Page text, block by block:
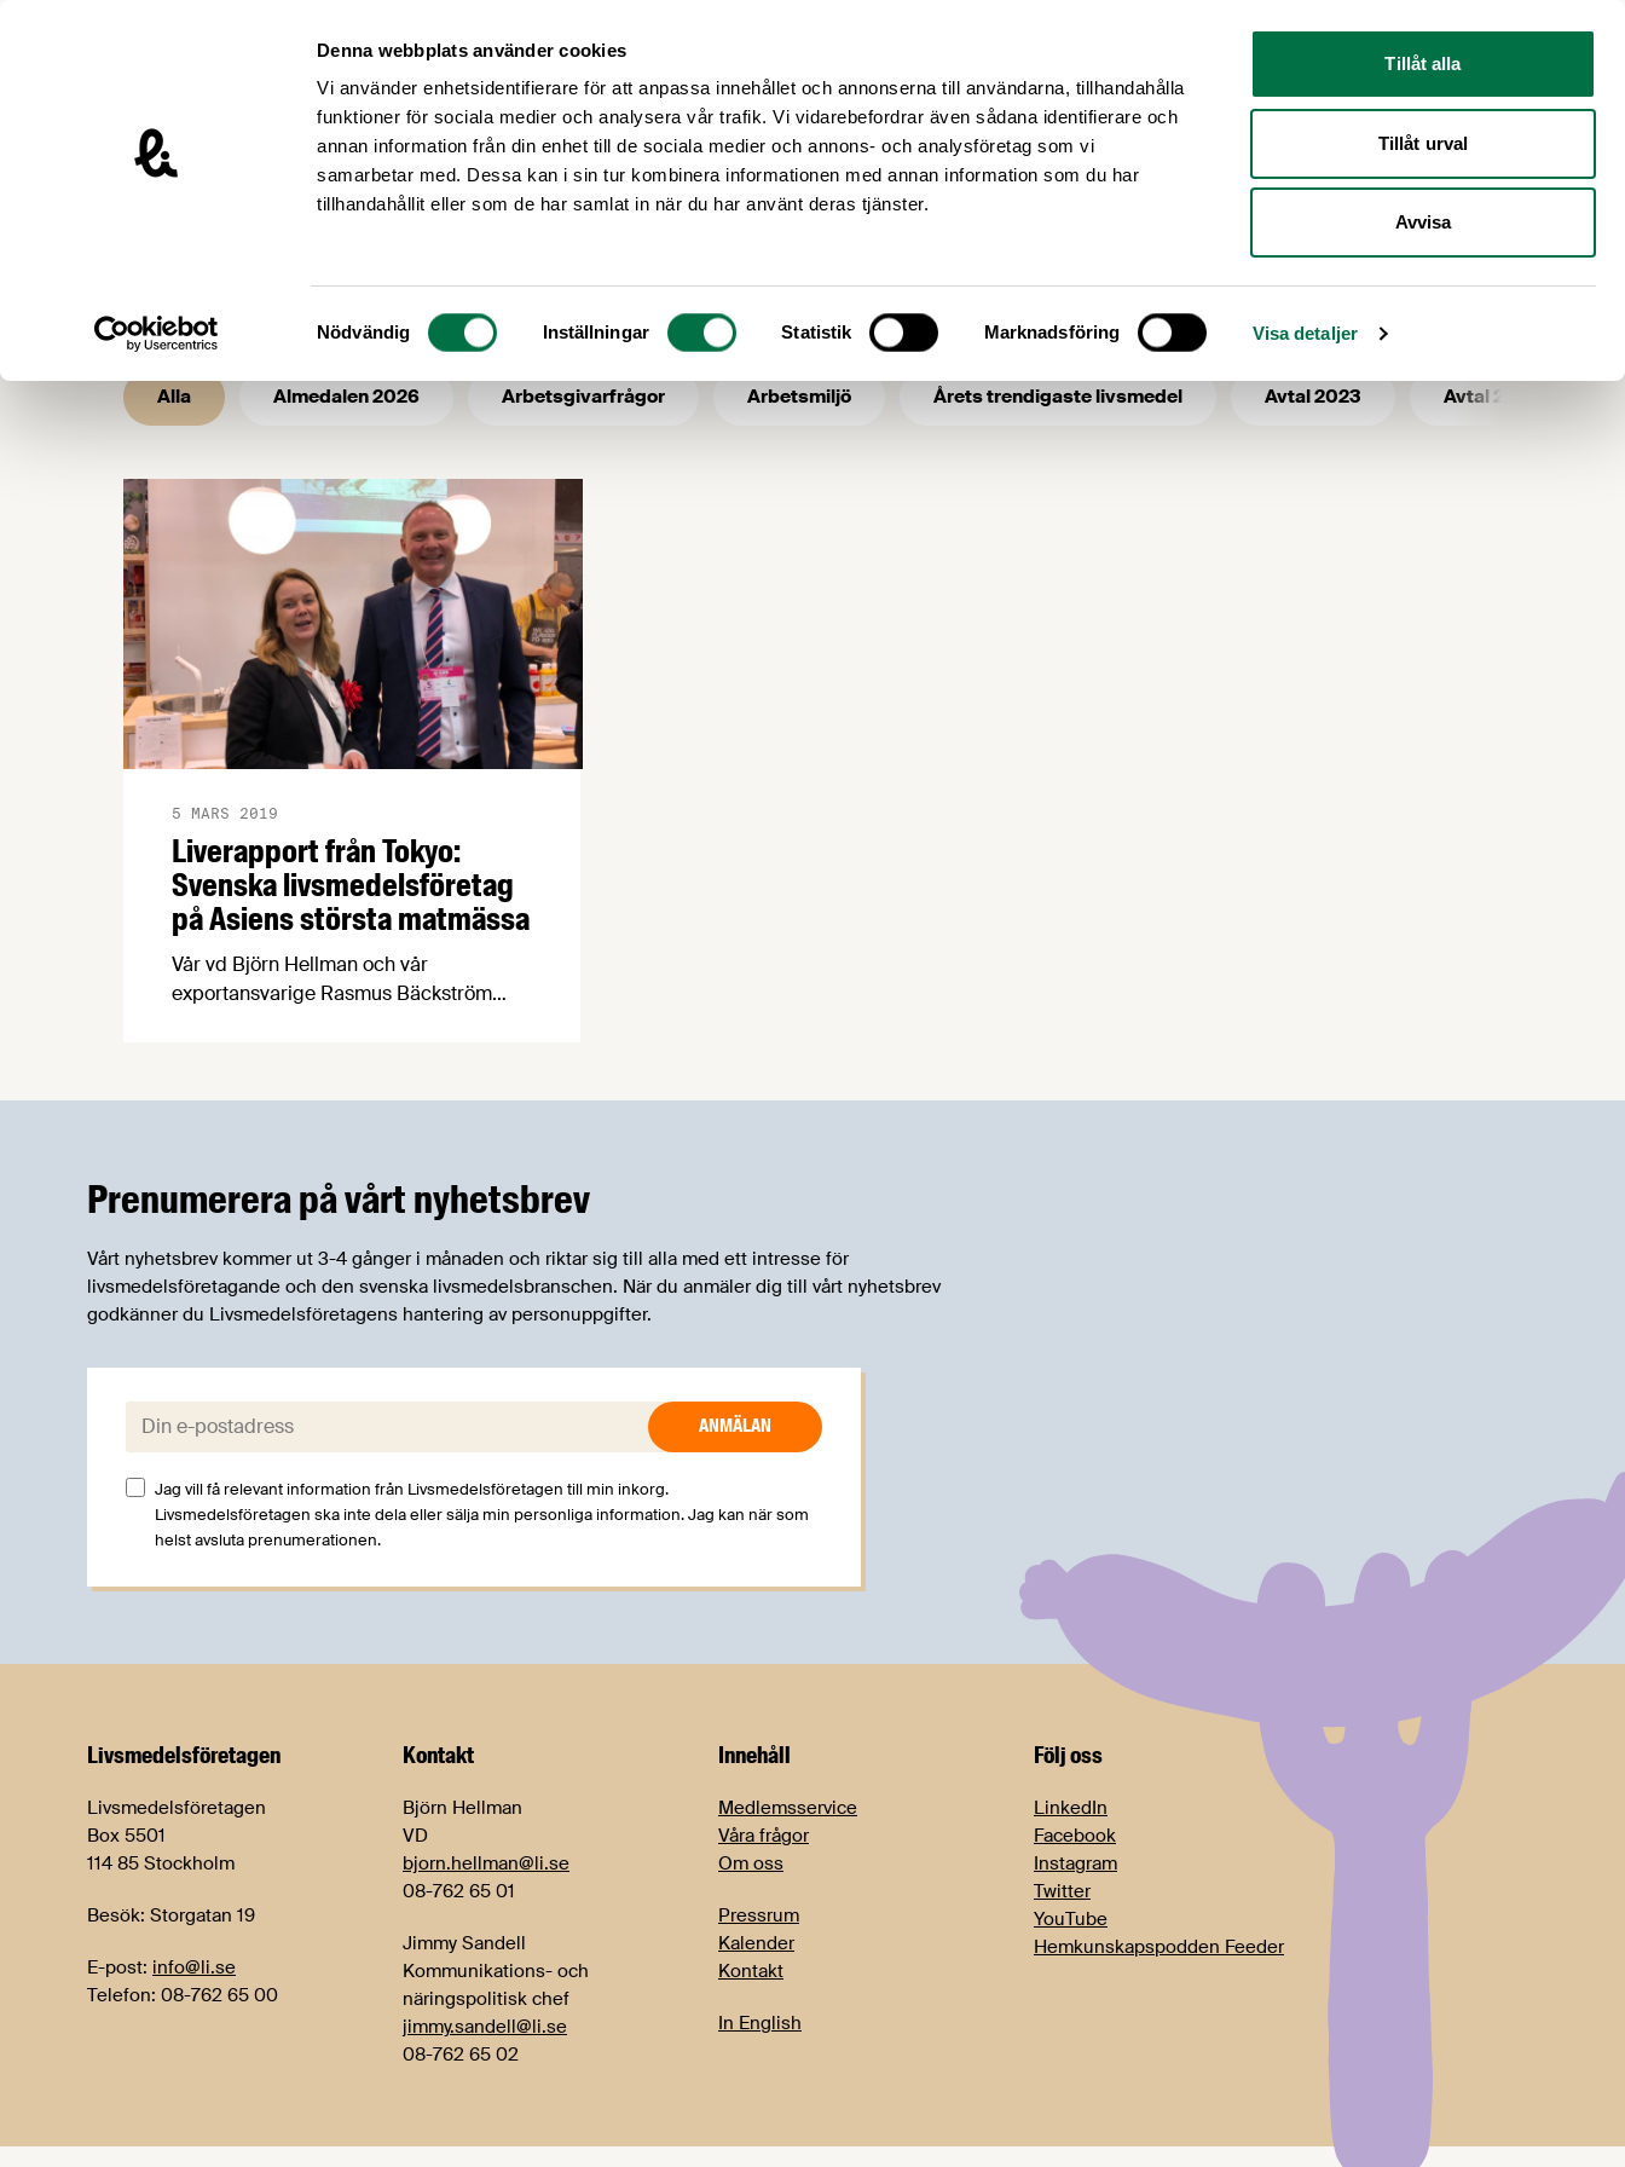
Denna webbplats använder cookies
Vi använder enhetsidentifierare för att anpassa innehållet och annonserna till användarna, tillhandahålla
funktioner för sociala medier och analysera vår trafik. Vi vidarebefordrar även sådana identifierare och
annan information från din enhet till de sociala medier och annons- och analysföretag som vi
samarbetar med. Dessa kan i sin tur kombinera informationen med annan information som du har
tillhandahållit eller som de har samlat in när du har använt deras tjänster.
Samtyckesval
Nödvändig Inställningar Statistik Marknadsföring Visa detaljer
Tillåt alla
Tillåt urval
Avvisa
Livsmedelsföretagen – till startsidan
Livsmedelsföretagen / Nyhetsarkiv / frihandelsavtal
Nyhetsarkiv - ämne: frihandelsavtal
Alla Almedalen 2026 Arbetsgivarfrågor Arbetsmiljö Årets trendigaste livsmedel Avtal 2023 Avtal 2025
Liverapport från Tokyo:
Svenska livsmedelsföretag
på Asiens största matmässa
5 MARS 2019
Vår vd Björn Hellman och vår
exportansvarige Rasmus Bäckström
sex svenska livsmedelsproducenter. Vi
Prenumerera på vårt nyhetsbrev
Vårt nyhetsbrev kommer ut 3-4 gånger i månaden och riktar sig till alla med ett intresse för
livsmedelsföretagande och den svenska livsmedelsbranschen. När du anmäler dig till vårt nyhetsbrev
godkänner du Livsmedelsföretagens hantering av personuppgifter.
E-post:
Jag vill få relevant information från Livsmedelsföretagen till min inkorg.
Livsmedelsföretagen ska inte dela eller sälja min personliga information. Jag kan när som
helst avsluta prenumerationen.
Livsmedels­företagen
Livsmedelsföretagen
Box 5501
114 85 Stockholm
Besök: Storgatan 19
E-post: info@li.se
Telefon: 08-762 65 00
Kontakt
Björn Hellman
VD
bjorn.hellman@li.se
08-762 65 01
Jimmy Sandell
Kommunikations- och
näringspolitisk chef
jimmy.sandell@li.se
08-762 65 02
Innehåll
Medlemsservice
Våra frågor
Om oss
Pressrum
Kalender
Kontakt
In English
Följ oss
LinkedIn
Facebook
Instagram
Twitter
YouTube
Hemkunskapspodden Feeder